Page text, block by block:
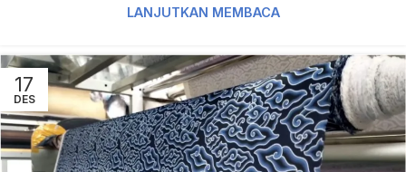
LANJUTKAN MEMBACA
17
DES